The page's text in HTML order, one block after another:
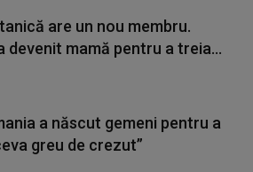
are un nou membru.
devenit mamă pentru a treia...
a născut gemeni pentru a
greu de crezut”